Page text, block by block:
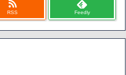
RSS Feedly